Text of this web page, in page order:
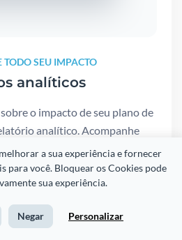
a sua experiência e fornecer
para você. Bloquear os Cookies pode
sua experiência.
Negar Personalizar
TODO SEU IMPACTO
analíticos
o impacto de seu plano de
analítico. Acompanhe
seu plano e avalie a
do seu design.